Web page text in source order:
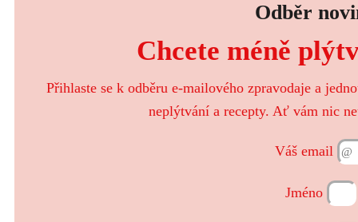
Odběr
Chcete méně
Přihlaste se k odběru e-mailového zpravodaje a
neplýtvání a recepty. Ať vám nic
Váš email
Jméno